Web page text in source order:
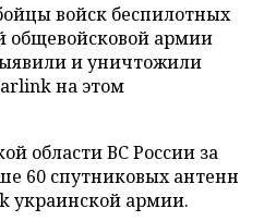
войск беспилотных
общевойсковой армии
и уничтожили
на этом
области ВС России за
60 спутниковых антенн
украинской армии.